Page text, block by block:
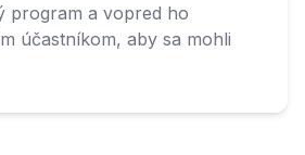
program a vopred ho
účastníkom, aby sa mohli